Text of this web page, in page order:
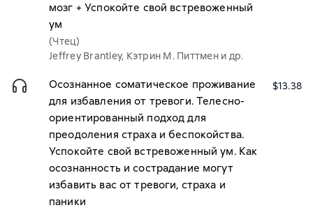
мозг + Успокойте свой встревоженный
ум
(Чтец)
Jeffrey Brantley, Кэтрин М. Питтмен и др.
Осознанное соматическое проживание
для избавления от тревоги. Телесно-
ориентированный подход для
преодоления страха и беспокойства.
Успокойте свой встревоженный ум. Как
осознанность и сострадание могут
избавить вас от тревоги, страха и
паники
$13.38